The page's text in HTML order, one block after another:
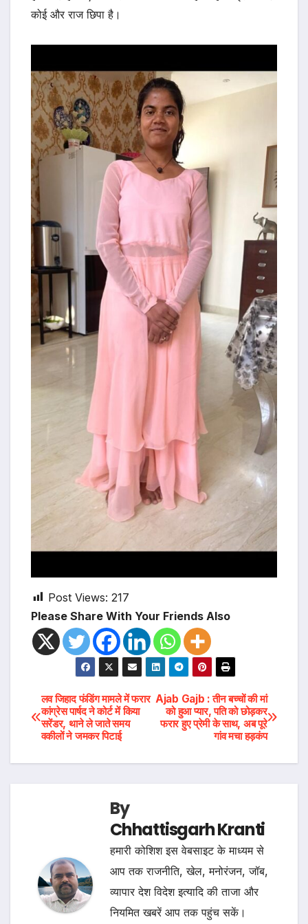
कोई और राज छिपा है।
Post Views: 217
Please Share With Your Friends Also
Post
navigation
Ajab Gajb : तीन बच्चों की मां
को हुआ प्यार, पति को छोड़कर
फरार हुए प्रेमी के साथ, अब पूरे
गांव मचा हड़कंप
लव जिहाद फंडिंग मामले में फरार
कांग्रेस पार्षद ने कोर्ट में किया
सरेंडर, थाने ले जाते समय
वकीलों ने जमकर पिटाई
By
Chhattisgarh Kranti
हमारी कोशिश इस वेबसाइट के माध्यम से
आप तक राजनीति, खेल, मनोरंजन, जॉब,
व्यापार देश विदेश इत्यादि की ताजा और
नियमित खबरें आप तक पहुंच सकें।